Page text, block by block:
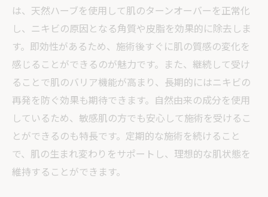
は、天然ハーブを使用して肌のターンオーバーを正常化
し、ニキビの原因となる角質や皮脂を効果的に除去しま
す。即効性があるため、施術後すぐに肌の質感の変化を
感じることができるのが魅力です。また、継続して受け
ることで肌のバリア機能が高まり、長期的にはニキビの
再発を防ぐ効果も期待できます。自然由来の成分を使用
しているため、敏感肌の方でも安心して施術を受けるこ
とができるのも特長です。定期的な施術を続けること
で、肌の生まれ変わりをサポートし、理想的な肌状態を
維持することができます。